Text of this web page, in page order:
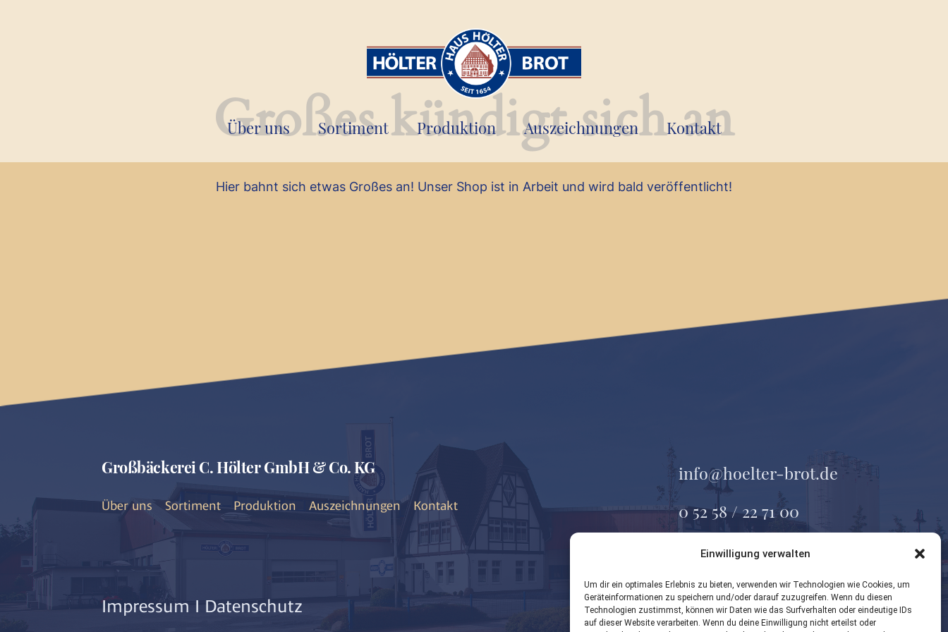
Einwilligung verwalten
Um dir ein optimales Erlebnis zu bieten, verwenden wir Technologien wie Cookies, um
Geräteinformationen zu speichern und/oder darauf zuzugreifen. Wenn du diesen
Technologien zustimmst, können wir Daten wie das Surfverhalten oder eindeutige IDs
auf dieser Website verarbeiten. Wenn du deine Einwilligung nicht erteilst oder
Über uns Sortiment Produktion Auszeichnungen Kontakt
Großes kündigt sich an
Hier bahnt sich etwas Großes an! Unser Shop ist in Arbeit und wird bald veröffentlicht!
Großbäckerei C. Hölter GmbH & Co. KG
Über uns Sortiment Produktion Auszeichnungen Kontakt
Impressum I Datenschutz
info@hoelter-brot.de
0 52 58 / 22 71 00
Geseker Straße 37
33154 Salzkotten